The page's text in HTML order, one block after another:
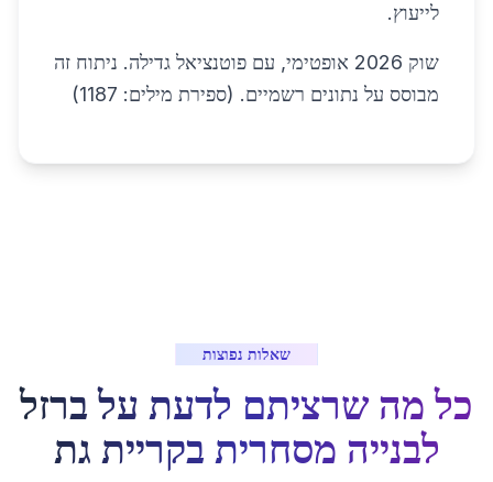
לייעוץ.
שוק 2026 אופטימי, עם פוטנציאל גדילה. ניתוח זה
מבוסס על נתונים רשמיים. (ספירת מילים: 1187)
שאלות נפוצות
כל מה שרציתם לדעת על ברזל
לבנייה מסחרית בקריית גת